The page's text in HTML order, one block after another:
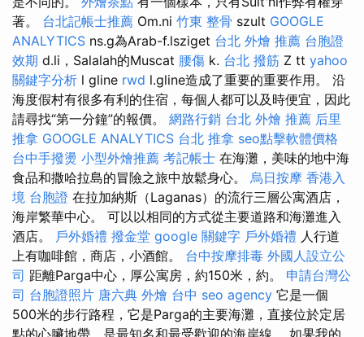
著。 台北記帳士推薦 Om.ni 竹東 整骨 szult GOOGLE
ANALYTICS ns.g為Arab-f.lsziget 台北 外燴 推薦 台胞證
效期 d.li，Salalah的Muscat 腰傷 k. 台北 撥筋 Z tt yahoo
關鍵字分析 l gline rwd l.gline造成了重要的重要作用。 沿
海度假村有很多有利的住宿，每個人都可以及時便宜，因此
請尋找“第一分鐘”的報價。 網路行銷 台北 外燴 推薦 后里
推拿 GOOGLE ANALYTICS 台北 推拿 seo點擊軟體價格
台中手撥燙 小型外燴推薦 考記帳士 在海灘，美味的地中海
食品和撒哈拉島的冒險之旅中放鬆身心。 烏日按摩 香港入
境 台胞證 在拉加納斯（Laganas）的流行三層公寓酒店，
海岸繁華中心。 可以以相同的方式從主要道路和海灘進入
酒店。 戶外婚禮 撥金堂 google 關鍵字 戶外婚禮 人行道
上有咖啡館，商店，小酒館。 台中按摩排毒 外國人設立公
司 距離Parga中心，厚公寓房，約150米，約。 申請台灣公
司 台胞證照片 唐六典 外燴 台中 seo agency 它是一個
500米的步行路程，它是Parga的主要海灘，直接位於定居
點的心臟地帶，是最知名和最受歡迎的海岸線。 如果我的